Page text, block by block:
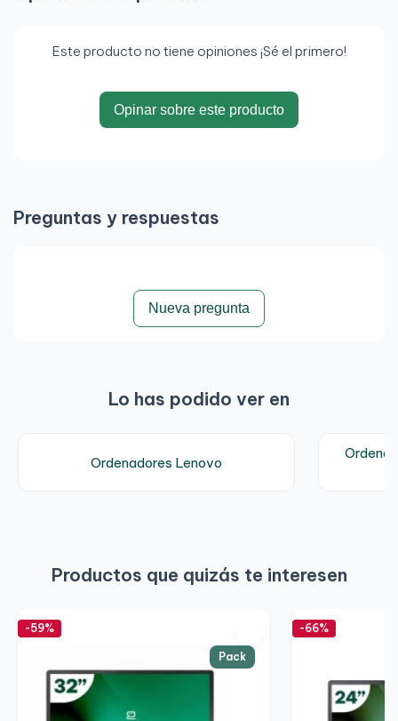
Este producto no tiene opiniones ¡Sé el primero!
Opinar sobre este producto
Preguntas y respuestas
Nueva pregunta
Lo has podido ver en
Ordenadores Lenovo
Productos que quizás te interesen
Pack
-59% -66%